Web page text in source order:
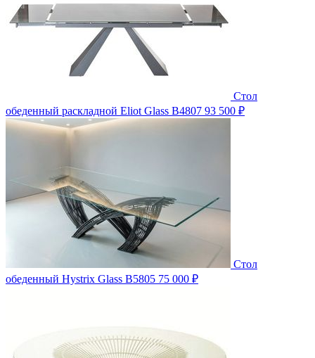
Стол
обеденный раскладной Eliot Glass B4807 93 500 ₽
Стол
обеденный Hystrix Glass B5805 75 000 ₽